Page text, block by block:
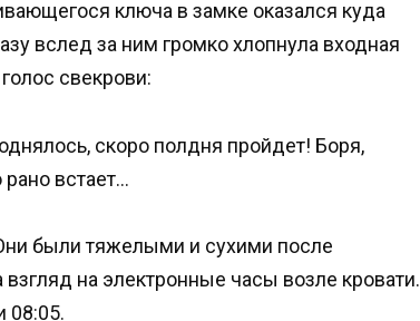
ключа в замке оказался куда
вслед за ним громко хлопнула входная
свекрови:
скоро полдня пройдет! Боря,
встает…
были тяжелыми и сухими после
на электронные часы возле кровати.
08:05.